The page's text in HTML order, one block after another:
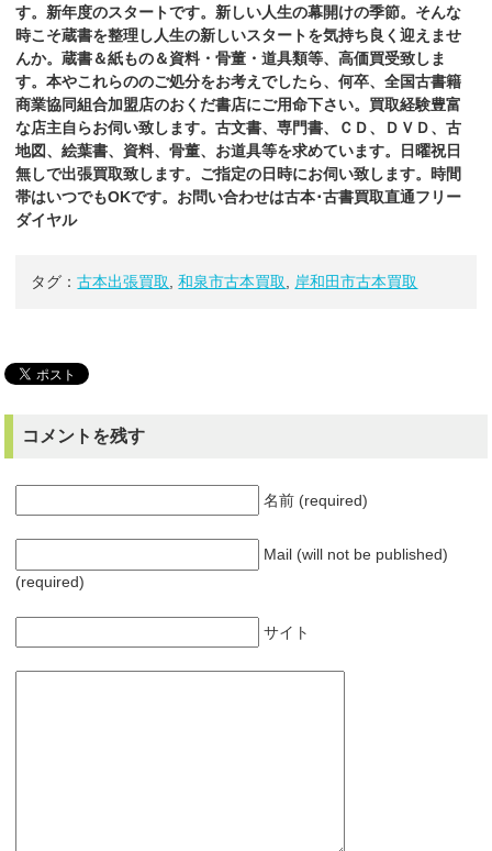
す。新年度のスタートです。新しい人生の幕開けの季節。そんな
時こそ蔵書を整理し人生の新しいスタートを気持ち良く迎えませ
んか。蔵書＆紙もの＆資料・骨董・道具類等、高価買受致しま
す。本やこれらののご処分をお考えでしたら、何卒、全国古書籍
商業協同組合加盟店のおくだ書店にご用命下さい。買取経験豊富
な店主自らお伺い致します。古文書、専門書、ＣＤ、ＤＶＤ、古
地図、絵葉書、資料、骨董、お道具等を求めています。日曜祝日
無しで出張買取致します。ご指定の日時にお伺い致します。時間
帯はいつでもOKです。お問い合わせは古本･古書買取直通フリー
ダイヤル
タグ：古本出張買取 ,和泉市古本買取 岸和田市古本買取
コメントを残す
名前 (required)
Mail (will not be published)
(required)
サイト